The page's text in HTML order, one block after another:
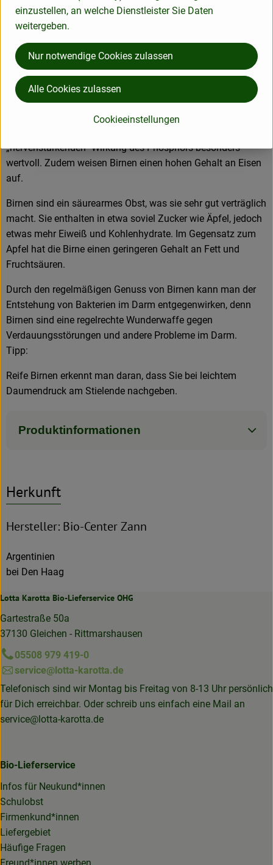
Qualitätssicherung werden Birnen, die für Handelszwecke
verwendet werden, kurz vor ihrer Reife gepflückt. Sie werden
dann bis zum Verkauf kühl gelagert und reifen hierbei nach.
Was ist drin?
Neben den Vitaminen A, B und C enthält die Birne auch
Mineralstoffe wie Schwefel, Zink, Kupfer, Schwefel, Jod,
Magnesium, Phosphor und Kalium. Die beiden letzteren sind
„nervenstärkenden“ Wirkung des Phosphors besonders
wertvoll. Zudem weisen Birnen einen hohen Gehalt an Eisen
auf.
Birnen sind ein säurearmes Obst, was sie sehr gut verträglich
macht. Sie enthalten in etwa soviel Zucker wie Äpfel, jedoch
etwas mehr Eiweiß und Kohlenhydrate. Im Gegensatz zum
Apfel hat die Birne einen geringeren Gehalt an Fett und
Fruchtsäuren.
Durch den regelmäßigen Genuss von Birnen kann man der
Entstehung von Bakterien im Darm entgegenwirken, denn
Birnen sind eine regelrechte Wunderwaffe gegen
Verdauungsstörungen und andere Probleme im Darm.
Tipp:
Reife Birnen erkennt man daran, dass Sie bei leichtem
Daumendruck am Stielende nachgeben.
Produktinformationen
Herkunft
Hersteller: Bio-Center Zann
Argentinien
bei Den Haag
Lotta Karotta Bio-Lieferservice OHG
Gartestraße 50a
37130 Gleichen - Rittmarshausen
05508 979 419-0
service@lotta-karotta.de
Telefonisch sind wir Montag bis Freitag von 8-13 Uhr persönlich
für Dich erreichbar. Oder schreib uns einfach eine Mail an
service@lotta-karotta.de
Bio-Lieferservice
Infos für Neukund*innen
Schulobst
Firmenkund*innen
Liefergebiet
Häufige Fragen
Freund*innen werben
einzustellen, an welche Dienstleister Sie Daten
weitergeben.
Cookieeinstellungen
Nur notwendige Cookies zulassen
Alle Cookies zulassen